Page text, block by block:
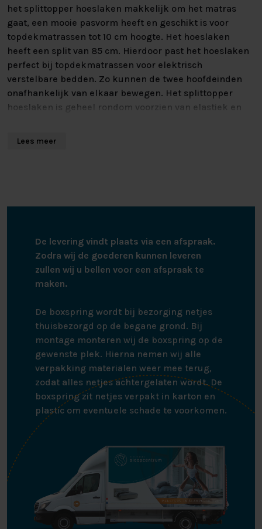
het splittopper hoeslaken makkelijk om het matras
gaat, een mooie pasvorm heeft en geschikt is voor
topdekmatrassen tot 10 cm hoogte. Het hoeslaken
heeft een split van 85 cm. Hierdoor past het hoeslaken
perfect bij topdekmatrassen voor elektrisch
verstelbare bedden. Zo kunnen de twee hoofdeinden
onafhankelijk van elkaar bewegen. Het splittopper
hoeslaken is geheel rondom voorzien van elastiek en
Lees meer
De levering vindt plaats via een afspraak.
Zodra wij de goederen kunnen leveren
zullen wij u bellen voor een afspraak te
maken.
De boxspring wordt bij bezorging netjes
thuisbezorgd op de begane grond. Bij
montage monteren wij de boxspring op de
gewenste plek. Hierna nemen wij alle
verpakking materialen weer mee terug,
zodat alles netjes achtergelaten wordt. De
boxspring zit netjes verpakt in karton en
plastic om eventuele schade te voorkomen.